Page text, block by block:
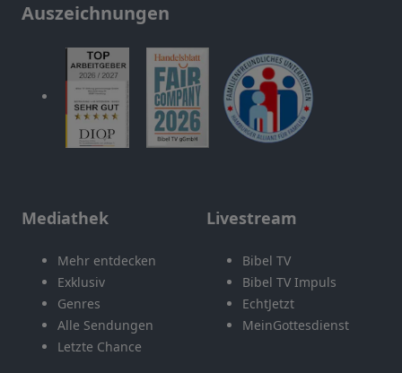
Auszeichnungen
Mediathek
Mehr entdecken
Exklusiv
Genres
Alle Sendungen
Letzte Chance
Livestream
Bibel TV
Bibel TV Impuls
EchtJetzt
MeinGottesdienst